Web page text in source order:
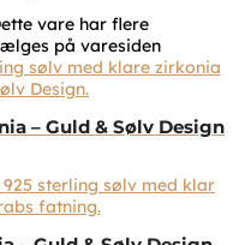
vare har flere
på varesiden
– Guld & Sølv Design